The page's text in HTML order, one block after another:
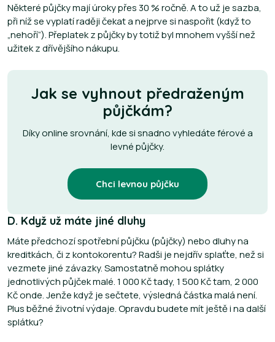
Některé půjčky mají úroky přes 30 % ročně. A to už je sazba,
při níž se vyplatí raději čekat a nejprve si naspořit (když to
„nehoří“). Přeplatek z půjčky by totiž byl mnohem vyšší než
užitek z dřívějšího nákupu.
Jak se vyhnout předraženým
půjčkám?
Díky online srovnání, kde si snadno vyhledáte férové a
levné půjčky.
Chci levnou půjčku
D. Když už máte jiné dluhy
Máte předchozí spotřební půjčku (půjčky) nebo dluhy na
kreditkách, či z kontokorentu? Radši je nejdřív splaťte, než si
vezmete jiné závazky. Samostatně mohou splátky
jednotlivých půjček malé. 1 000 Kč tady, 1 500 Kč tam, 2 000
Kč onde. Jenže když je sečtete, výsledná částka malá není.
Plus běžné životní výdaje. Opravdu budete mít ještě i na další
splátku?